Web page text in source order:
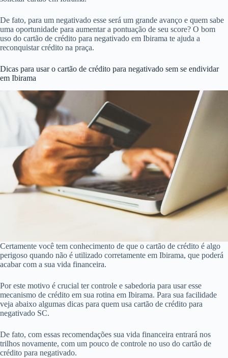
De fato, para um negativado esse será um grande avanço e quem sabe
uma oportunidade para aumentar a pontuação de seu score? O bom
uso do cartão de crédito para negativado em Ibirama te ajuda a
reconquistar crédito na praça.
Dicas para usar o cartão de crédito para negativado sem se endividar
em Ibirama
Certamente você tem conhecimento de que o cartão de crédito é algo
perigoso quando não é utilizado corretamente em Ibirama, que poderá
acabar com a sua vida financeira.
Por este motivo é crucial ter controle e sabedoria para usar esse
mecanismo de crédito em sua rotina em Ibirama. Para sua facilidade
veja abaixo algumas dicas para quem usa cartão de crédito para
negativado SC.
De fato, com essas recomendações sua vida financeira entrará nos
trilhos novamente, com um pouco de controle no uso do cartão de
crédito para negativado.